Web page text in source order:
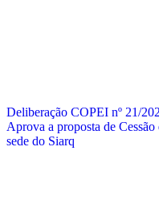
Deliberação COPEI nº 21/
Aprova a proposta de
sede do Siarq